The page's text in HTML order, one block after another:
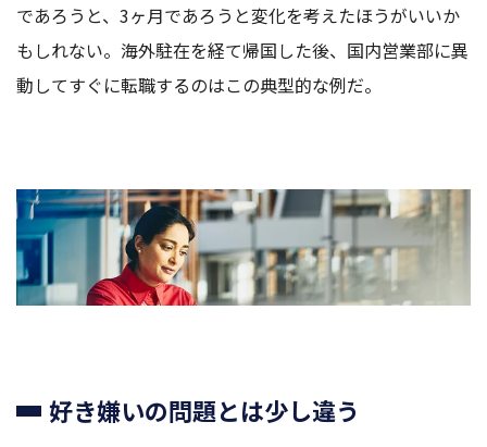
であろうと、3ヶ月であろうと変化を考えたほうがいいか
もしれない。海外駐在を経て帰国した後、国内営業部に異
動してすぐに転職するのはこの典型的な例だ。
好き嫌いの問題とは少し違う